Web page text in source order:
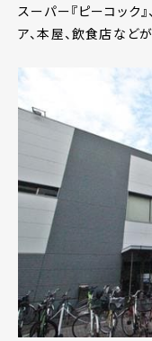
スーパー『ピーコック
ア、本屋、飲食店など